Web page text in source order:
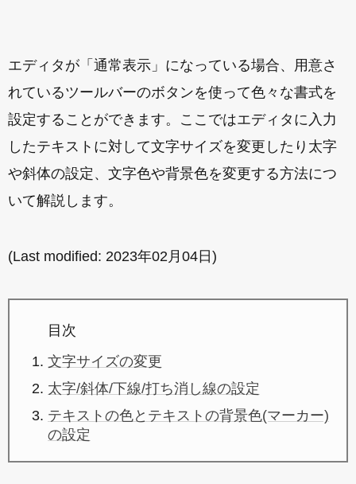
エディタが「通常表示」になっている場合、用意さ
れているツールバーのボタンを使って色々な書式を
設定することができます。ここではエディタに入力
したテキストに対して文字サイズを変更したり太字
や斜体の設定、文字色や背景色を変更する方法につ
いて解説します。
(Last modified: 2023年02月04日 )
目次
文字サイズの変更
太字/斜体/下線/打ち消し線の設定
テキストの色とテキストの背景色(マーカー)
の設定